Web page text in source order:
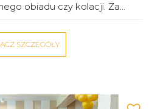
obiadu czy kolacji. Za...
SZCZEGÓŁY